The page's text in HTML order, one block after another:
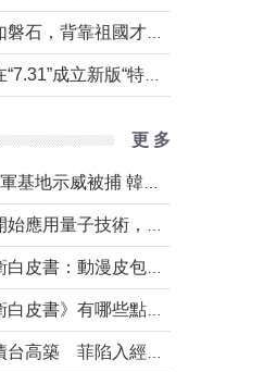
更 多